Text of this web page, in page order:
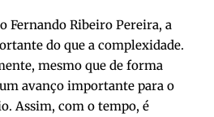
Fernando Ribeiro Pereira, a
do que a complexidade.
mesmo que de forma
avanço importante para o
Assim, com o tempo, é